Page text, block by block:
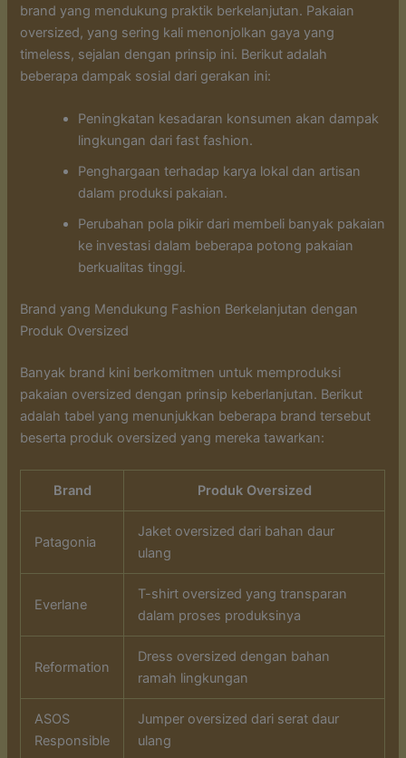
brand yang mendukung praktik berkelanjutan. Pakaian
oversized, yang sering kali menonjolkan gaya yang
timeless, sejalan dengan prinsip ini. Berikut adalah
beberapa dampak sosial dari gerakan ini:
Peningkatan kesadaran konsumen akan dampak
lingkungan dari fast fashion.
Penghargaan terhadap karya lokal dan artisan
dalam produksi pakaian.
Perubahan pola pikir dari membeli banyak pakaian
ke investasi dalam beberapa potong pakaian
berkualitas tinggi.
Brand yang Mendukung Fashion Berkelanjutan dengan
Produk Oversized
Banyak brand kini berkomitmen untuk memproduksi
pakaian oversized dengan prinsip keberlanjutan. Berikut
adalah tabel yang menunjukkan beberapa brand tersebut
beserta produk oversized yang mereka tawarkan:
Brand Produk Oversized
Patagonia
Jaket oversized dari bahan daur
ulang
Everlane
T-shirt oversized yang transparan
dalam proses produksinya
Reformation
Dress oversized dengan bahan
ramah lingkungan
ASOS
Responsible
Jumper oversized dari serat daur
ulang